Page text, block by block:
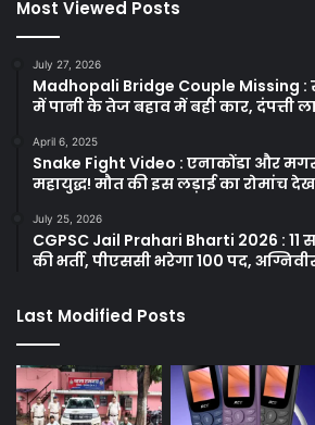
Most Viewed Posts
July 27, 2026
Madhopali Bridge Couple Missing :
में पानी के तेज बहाव में बही कार, दंपत्ती
April 6, 2025
Snake Fight Video : एनाकोंडा और
महायुद्ध! मौत की इस लड़ाई का रोमांच
July 25, 2026
CGPSC Jail Prahari Bharti 2026 : 11
की भर्ती, पीएससी भरेगा 100 पद,
Last Modified Posts